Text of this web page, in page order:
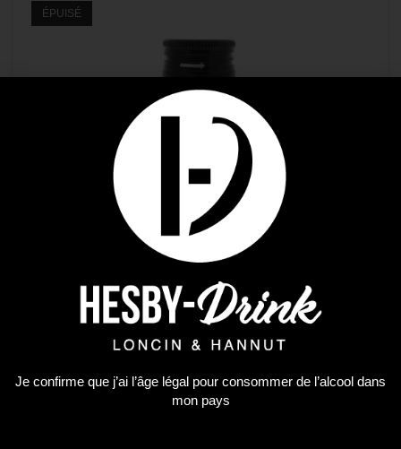
ÉPUISÉ
Je confirme que j’ai l’âge légal pour consommer de l’alcool dans
mon pays